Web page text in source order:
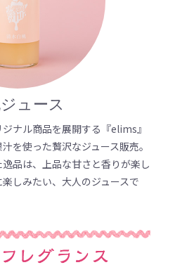
ュース
ナル商品を展開する『elims』
を使った贅沢なジュース販売。
品は、上品な甘さと香りが楽し
しみたい、大人のジュースで